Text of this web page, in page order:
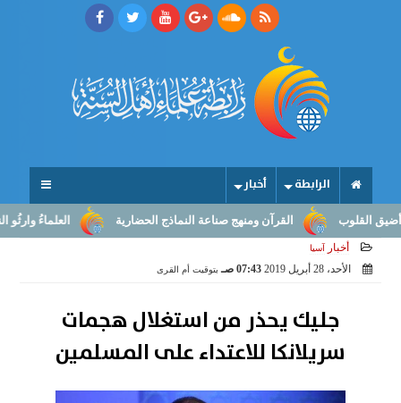
الرابطة أخبار
العلماءُ وارثُو القرآن ومنهج صناعة النماذج الحضارية
أخبار آسيا
الأحد، 28 أبريل 2019 07:43 صـ بتوقيت أم القرى
جليك يحذر من استغلال هجمات
سريلانكا للاعتداء على المسلمين